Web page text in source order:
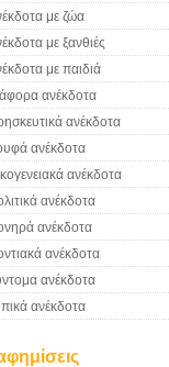
με ζώα
με ξανθιές
με παιδιά
ανέκδοτα
ανέκδοτα
ανέκδοτα
ανέκδοτα
ανέκδοτα
ανέκδοτα
ανέκδοτα
ανέκδοτα
ανέκδοτα